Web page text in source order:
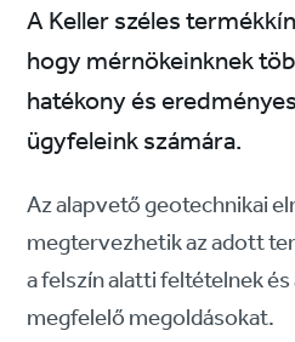
A Keller széles
hogy mérnökeinknek
hatékony és
ügyfeleink számára.
Az alapvető geotechnikai
megtervezhetik az adott
a felszín alatti feltételnek
megfelelő megoldásokat.